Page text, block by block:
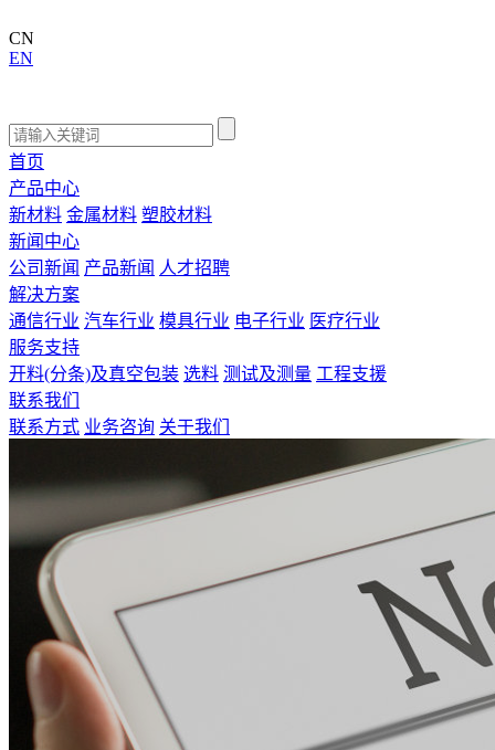
CN
EN
首页
产品中心
新材料 金属材料 塑胶材料
新闻中心
公司新闻 产品新闻 人才招聘
解决方案
通信行业 汽车行业 模具行业 电子行业 医疗行业
服务支持
开料(分条)及真空包装 选料 测试及测量 工程支援
联系我们
联系方式 业务咨询 关于我们